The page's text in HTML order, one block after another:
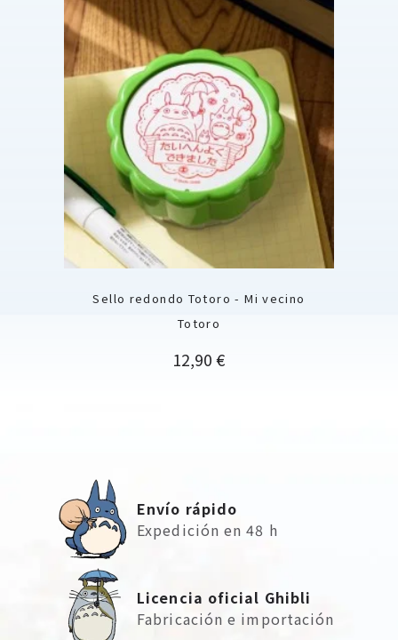
Sello redondo Totoro - Mi vecino
Totoro
Precio
12,90 €
Envío rápido
Expedición en 48 h
Licencia oficial Ghibli
Fabricación e importación